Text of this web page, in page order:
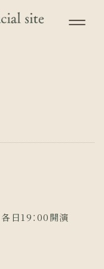
日19：00開演